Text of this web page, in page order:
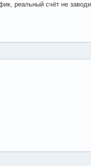
реальный счёт не